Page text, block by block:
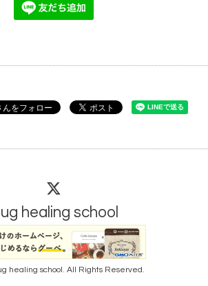
healing school
healing school . All Rights Reserved.